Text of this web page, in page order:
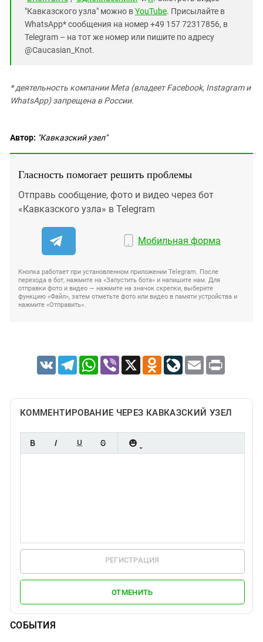
"Кавказского узла" можно вYouTube. Присылайте в
WhatsApp* сообщения на номер +49 157 72317856, в
Telegram – на тот же номер или пишите по адресу
@Caucasian_Knot.
* деятельность компании Meta (владеет Facebook, Instagram и
WhatsApp) запрещена в России.
Автор: "Кавказский узел"
Гласность помогает решить проблемы
Отправь сообщение, фото и видео через бот
«Кавказского узла» в Telegram
Мобильная форма
Кнопка работает при установленном приложении Telegram. После
перехода в бот, нажмите на «Запустить бота» и напишите нам. Для
отправки фото и видео — нажмите на значок скрепки, выберите
функцию «Файл», затем отметьте фото или видео в памяти устройства и
нажмите «Отправить».
VK TelegramWhatsApp
Viber X Odnoklassniki
LiveJournal
Email Print
КОММЕНТИРОВАНИЕ ЧЕРЕЗ КАВКАЗСКИЙ УЗЕЛ
РЕГИСТРАЦИЯ
ОТМЕНИТЬ
СОБЫТИЯ